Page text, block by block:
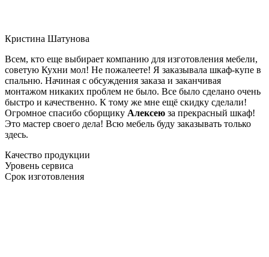
Кристина Шатунова
Всем, кто еще выбирает компанию для изготовления мебели,
советую Кухни мол! Не пожалеете! Я заказывала шкаф-купе в
спальню. Начиная с обсуждения заказа и заканчивая
монтажом никаких проблем не было. Все было сделано очень
быстро и качественно. К тому же мне ещё скидку сделали!
Огромное спасибо сборщику Алексею за прекрасный шкаф!
Это мастер своего дела! Всю мебель буду заказывать только
здесь.
Качество продукции
Уровень сервиса
Срок изготовления